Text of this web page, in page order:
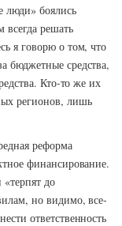
люди» боялись
всегда решать
я говорю о том, что
бюджетные средства,
Кто-то же их
регионов, лишь
реформа
финансирование.
до
но видимо, все-
ответственность